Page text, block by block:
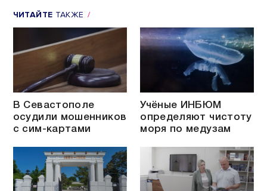
ЧИТАЙТЕ ТАКЖЕ
В Севастополе
осудили мошенников
с сим-картами
Учёные ИНБЮМ
определяют чистоту
моря по медузам